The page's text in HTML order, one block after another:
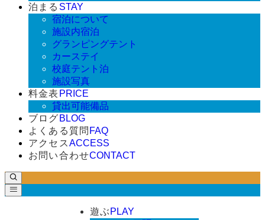
泊まる STAY
宿泊について
施設内宿泊
グランピングテント
カーステイ
校庭テント泊
施設写真
料金表 PRICE
貸出可能備品
ブログ BLOG
よくある質問 FAQ
アクセスACCESS
お問い合わせCONTACT
遊ぶ PLAY